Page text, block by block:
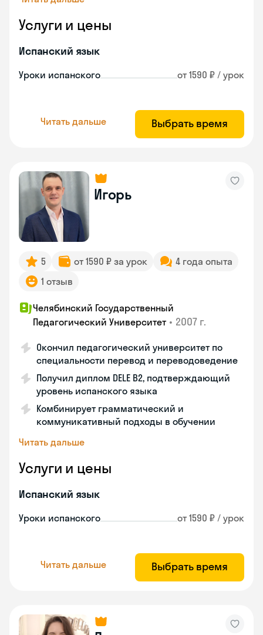
Услуги и цены
Испанский язык
Уроки испанского от 1590 ₽ / урок
Читать дальше Выбрать время
Игорь
5 от 1590 ₽ за урок
4 года опыта
1 отзыв
Челябинский Государственный
Педагогический Университет • 2007 г.
Окончил педагогический университет по
специальности перевод и переводоведение
Получил диплом DELE B2, подтверждающий
уровень испанского языка
Комбинирует грамматический и
коммуникативный подходы в обучении
Читать дальше
Услуги и цены
Испанский язык
Уроки испанского от 1590 ₽ / урок
Читать дальше Выбрать время